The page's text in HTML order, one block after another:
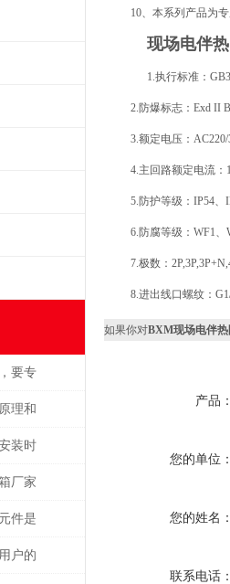
10、本系列产品为
现场电伴
1.执行标准：
2.防爆标志：Exd II
3.额定电压：
4.主回路额定电流
5.防护等级：IP54、
6.防腐等级：WF1、
7.极数：
8.进出线口螺纹：
如果你对BXM现场电伴
产品
您的单位
您的姓名
联系电话
要专
理和
装时
厂家
略
件是
户的